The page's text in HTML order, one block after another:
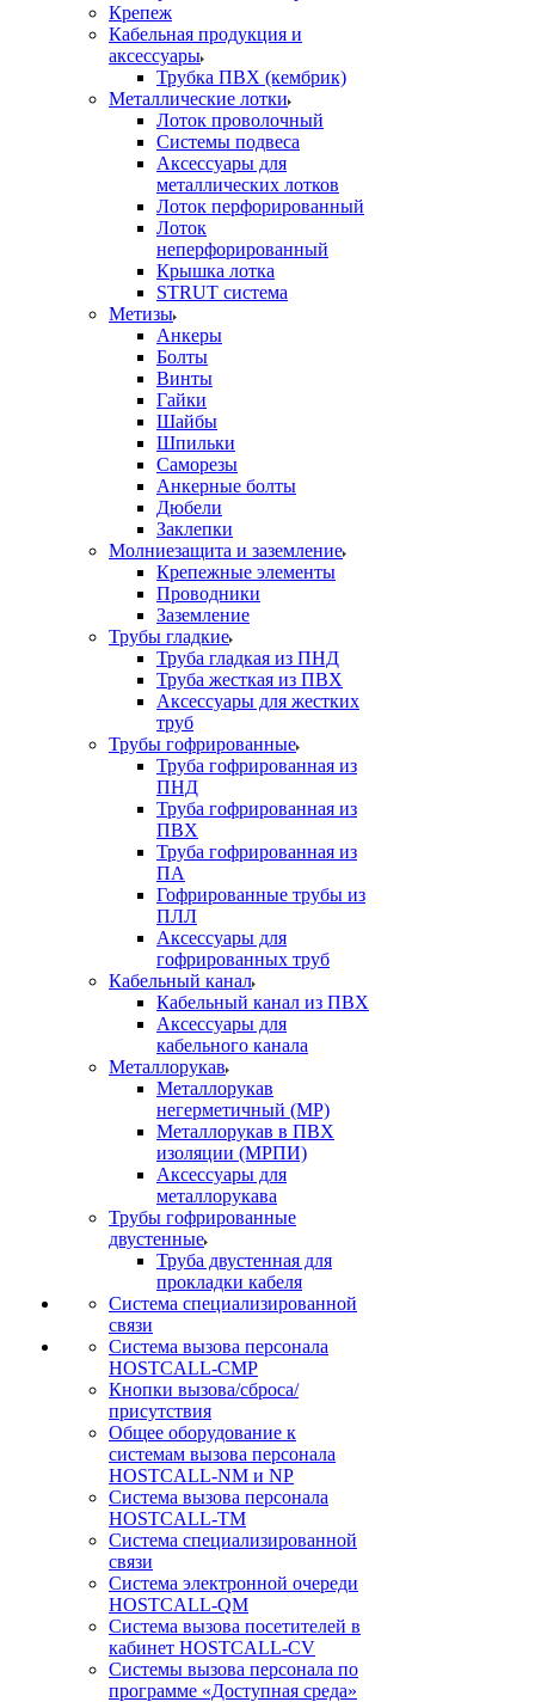
Крепеж
Кабельная продукция и
аксессуары
Трубка ПВХ (кембрик)
Металлические лотки
Лоток проволочный
Системы подвеса
Аксессуары для
металлических лотков
Лоток перфорированный
Лоток
неперфорированный
Крышка лотка
STRUT система
Метизы
Анкеры
Болты
Винты
Гайки
Шайбы
Шпильки
Саморезы
Анкерные болты
Дюбели
Заклепки
Молниезащита и заземление
Крепежные элементы
Проводники
Заземление
Трубы гладкие
Труба гладкая из ПНД
Труба жесткая из ПВХ
Аксессуары для жестких
труб
Трубы гофрированные
Труба гофрированная из
ПНД
Труба гофрированная из
ПВХ
Труба гофрированная из
ПА
Гофрированные трубы из
ПЛЛ
Аксессуары для
гофрированных труб
Кабельный канал
Кабельный канал из ПВХ
Аксессуары для
кабельного канала
Металлорукав
Металлорукав
негерметичный (МР)
Металлорукав в ПВХ
изоляции (МРПИ)
Аксессуары для
металлорукава
Трубы гофрированные
двустенные
Труба двустенная для
прокладки кабеля
Система специализированной
связи
Cистема вызова персонала
HOSTCALL-CMP
Кнопки вызова/сброса/
присутствия
Общее оборудование к
системам вызова персонала
HOSTCALL-NM и NP
Система вызова персонала
HOSTCALL-TM
Система специализированной
связи
Система электронной очереди
HOSTCALL-QM
Cистема вызова посетителей в
кабинет HOSTCALL-CV
Системы вызова персонала по
программе «Доступная среда»